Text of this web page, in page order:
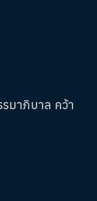
มาภิบาล คว้า